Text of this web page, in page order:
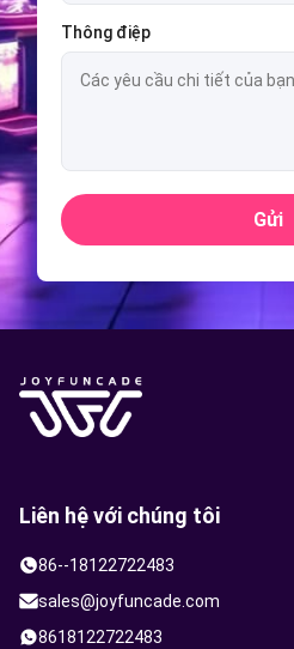
Thông điệp
Gửi
Liên hệ với chúng tôi
86--18122722483
sales@joyfuncade.com
8618122722483